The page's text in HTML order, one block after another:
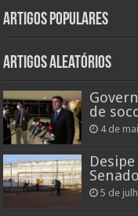
Artigos populares
Artigos aleatórios
de
4 de
5 de